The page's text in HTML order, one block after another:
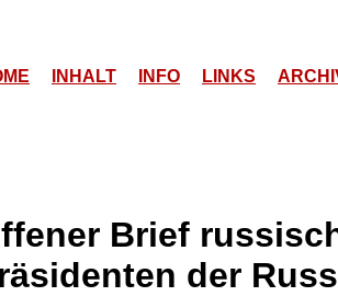
INHALT INFO LINKS
Brief
der